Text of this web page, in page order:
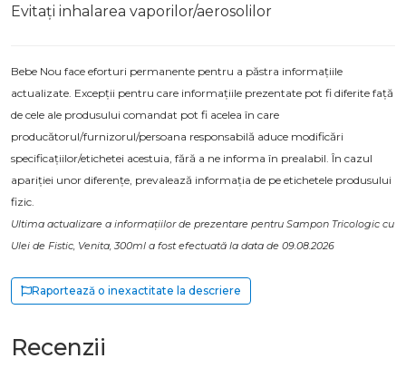
Evitați inhalarea vaporilor/aerosolilor
Bebe Nou face eforturi permanente pentru a păstra informațiile
actualizate. Excepții pentru care informațiile prezentate pot fi diferite față
de cele ale produsului comandat pot fi acelea în care
producătorul/furnizorul/persoana responsabilă aduce modificări
specificațiilor/etichetei acestuia, fără a ne informa în prealabil. În cazul
apariției unor diferențe, prevalează informația de pe etichetele produsului
fizic.
Ultima actualizare a informațiilor de prezentare pentru Sampon Tricologic cu
Ulei de Fistic, Venita, 300ml a fost efectuată la data de 09.08.2026
Raportează o inexactitate la descriere
Recenzii